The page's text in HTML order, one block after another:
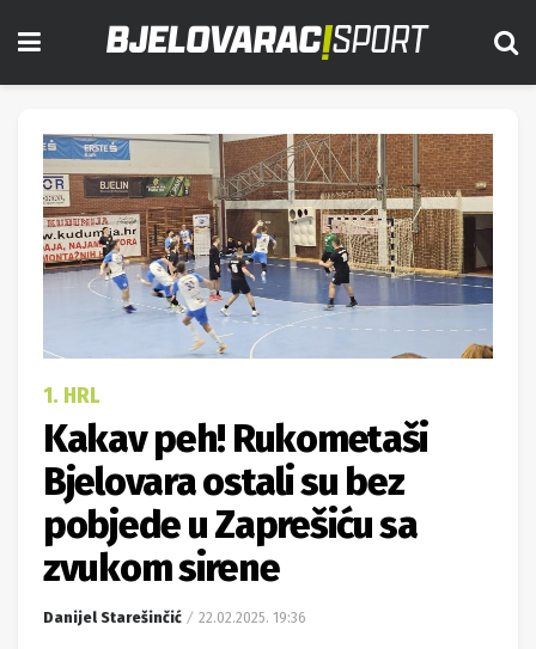
1. HRL
Kakav peh! Rukometaši
Bjelovara ostali su bez
pobjede u Zaprešiću sa
zvukom sirene
Danijel Starešinčić 22.02.2025. 19:36